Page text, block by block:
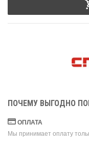
ПОЧЕМУ ВЫГОДНО
ОПЛАТА
Мы принимает оплату